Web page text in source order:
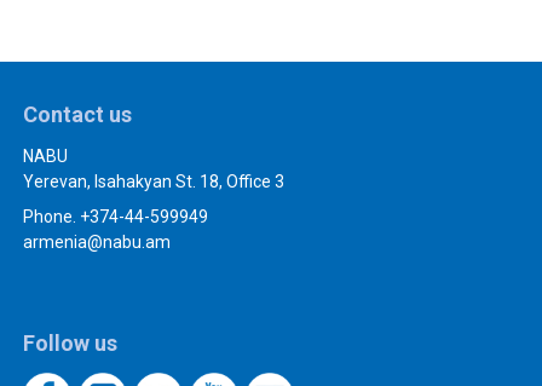
Contact us
NABU
Yerevan, Isahakyan St. 18, Office 3
Phone. +374-44-599949
armenia@nabu.am
Follow us